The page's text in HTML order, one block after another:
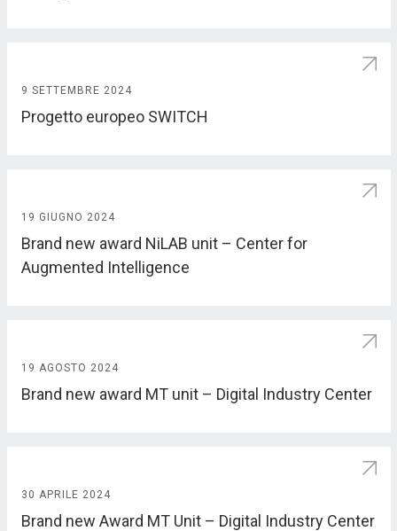
9 SETTEMBRE 2024
Progetto europeo SWITCH
19 GIUGNO 2024
Brand new award NiLAB unit – Center for
Augmented Intelligence
19 AGOSTO 2024
Brand new award MT unit – Digital Industry Center
30 APRILE 2024
Brand new Award MT Unit – Digital Industry Center